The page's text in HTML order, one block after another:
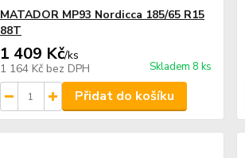
MATADOR MP93 Nordicca 185/65 R15
88T
1 409 Kč/ks
1 164 Kč bez DPH Skladem 8 ks
Přidat do košíku